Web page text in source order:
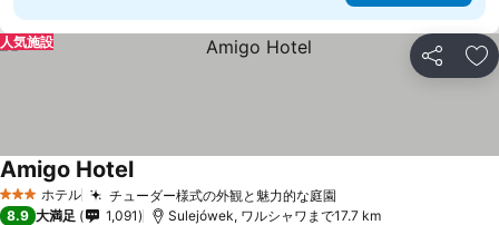
シェア お
人気施設
3 ホテルのランク
ホテル チューダー様式の外観と魅力的な庭園
Amigo Hotel料金を表示
8.9 大満足 1,091 Sulejówek, ワルシャワまで17.7 km